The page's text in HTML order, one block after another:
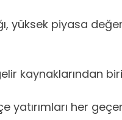
yüksek piyasa
kaynaklarından
her